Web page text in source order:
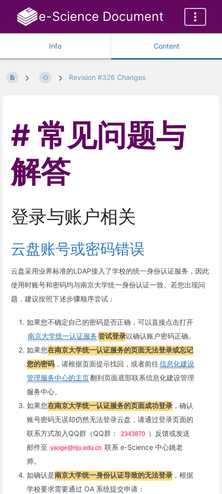
e-Science Document
Info Content
Revision #326 Changes
常见问题与
解答
登录与账户相关
云盘账号或密码错误
云盘采用业界标准的LDAP接入了学校的统一身份认证服务，因此
使用时账号和密码均与南京大学统一身份认证一致。若您出现问
题，建议按照下述步骤顺序尝试：
如果您不确定自己的密码是否正确，可以直接点击打开
南京大学统一认证服务尝试登录以确认账户密码正确。
如果您在南京大学统一认证服务的页面无法登录或忘记
您的密码 ，请根据页面提示找回，或者前往信息化建设
管理服务中心的主页翻到页面底部联系信息化建设管理
服务中心。
如果您在南京大学统一认证服务的页面成功登录 ，确认
账号密码无误却仍然无法登录云盘，请通过登录页面的
联系方式加入QQ群（QQ群：
2343870
）反馈或发送
邮件至 yaoge@nju.edu.cn 联系 e-Science 中心姚老
师。
如确认是南京大学统一身份认证导致的无法登录 ，根据
学校要求需要通过 OA 系统提交申请：